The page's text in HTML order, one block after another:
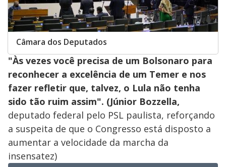
Câmara dos Deputados
"Às vezes você precisa de um Bolsonaro para
reconhecer a excelência de um Temer e nos
fazer refletir que, talvez, o Lula não tenha
sido tão ruim assim". (Júnior Bozzella,
deputado federal pelo PSL paulista, reforçando
a suspeita de que o Congresso está disposto a
aumentar a velocidade da marcha da
insensatez)